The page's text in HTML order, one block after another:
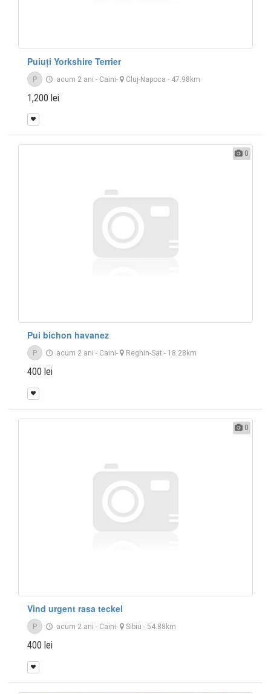
Puiuți Yorkshire Terrier
P acum 2 ani - Caini- Cluj-Napoca - 47.98km
1,200 lei
0
Pui bichon havanez
P acum 2 ani - Caini- Reghin-Sat - 18.28km
400 lei
0
Vind urgent rasa teckel
P acum 2 ani - Caini- Sibiu - 54.88km
400 lei